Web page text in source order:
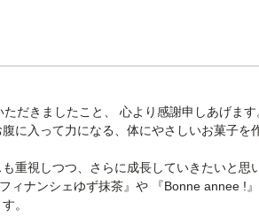
だきましたこと、 心より感謝申しあげま
に入って力になる、体にやさしいお菓子を
重視しつつ、さらに成長していきたいと思
ィナンシェゆず抹茶』や 『Bonne annee !
。